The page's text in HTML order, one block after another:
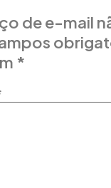
de e-mail
*